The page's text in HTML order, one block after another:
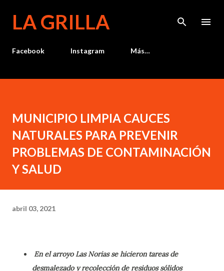
LA GRILLA
Facebook Instagram Más…
MUNICIPIO LIMPIA CAUCES
NATURALES PARA PREVENIR
PROBLEMAS DE CONTAMINACIÓN
Y SALUD
abril 03, 2021
En el arroyo Las Norias se hicieron tareas de
desmalezado y recolección de residuos sólidos